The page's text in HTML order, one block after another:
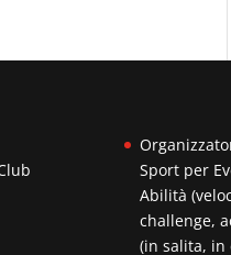
Sport per
Abilità
challenge,
(in salita, in